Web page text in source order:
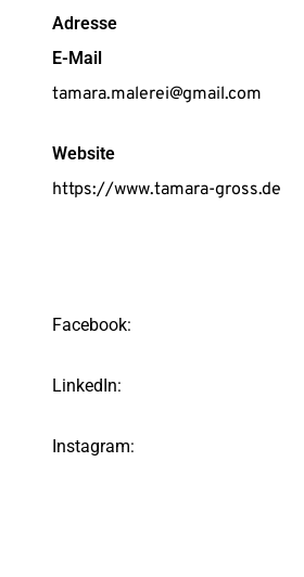
Adresse
E-Mail
tamara.malerei@gmail.com
Website
https://www.tamara-gross.de
Facebook:
LinkedIn:
Instagram: